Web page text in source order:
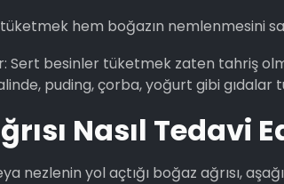
tüketmek hem boğazın
Sert besinler tüketmek zaten tahriş
puding, çorba, yoğurt gibi gıdalar
Nasıl Tedavi
nezlenin yol açtığı boğaz ağrısı,